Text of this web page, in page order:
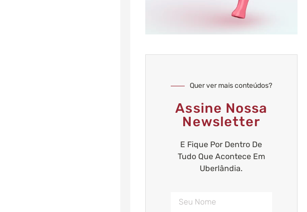
Quer ver mais conteúdos?
Assine Nossa
Newsletter
E Fique Por Dentro De
Tudo Que Acontece Em
Uberlândia.